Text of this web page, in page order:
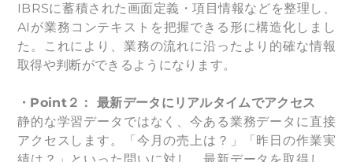
IBRSに蓄積された画面定義・項目情報などを整理し、
AIが業務コンテキストを把握できる形に構造化しまし
た。
これにより、業務の流れに沿ったより的確な情報
取得や判断ができるようになります。
・ Point２：
最新データにリアルタイムでアクセス
静的な学習データではなく、今ある業務データに直接
アクセスします。
「今月の売上は？」「昨日の作業実